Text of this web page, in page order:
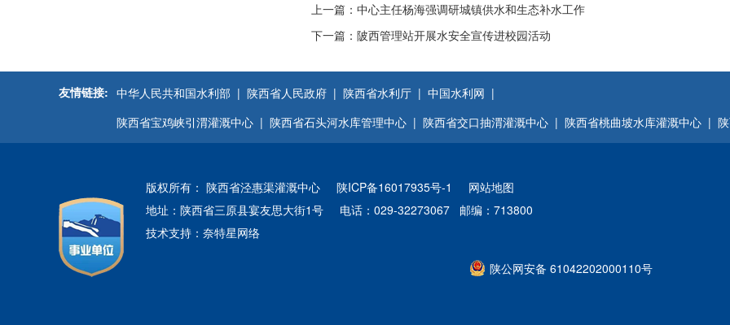
上一篇：中心主任杨海强调研城镇供水和生态补水工作
下一篇：陂西管理站开展水安全宣传进校园活动
友情链接: 中华人民共和国水利部 | 陕西省人民政府 | 陕西省水利厅 | 中国水利网 |
陕西省宝鸡峡引渭灌溉中心 | 陕西省石头河水库管理中心 | 陕西省交口抽渭灌溉中心 | 陕西省桃曲坡水库灌溉中心 |
版权所有： 陕西省泾惠渠灌溉中心 陕ICP备16017935号-1
网站地图
地址：陕西省三原县宴友思大街1号 电话：029-32273067 邮编：713800
技术支持： 奈特星网络
陕公网安备 61042202000110号